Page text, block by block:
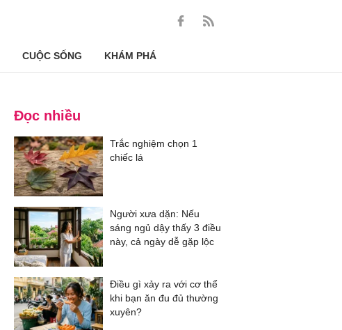
CUỘC SỐNG KHÁM PHÁ
Đọc nhiều
Trắc nghiệm chọn 1
chiếc lá
Người xưa dặn: Nếu
sáng ngủ dậy thấy 3 điều
này, cả ngày dễ gặp lộc
Điều gì xảy ra với cơ thể
khi bạn ăn đu đủ thường
xuyên?